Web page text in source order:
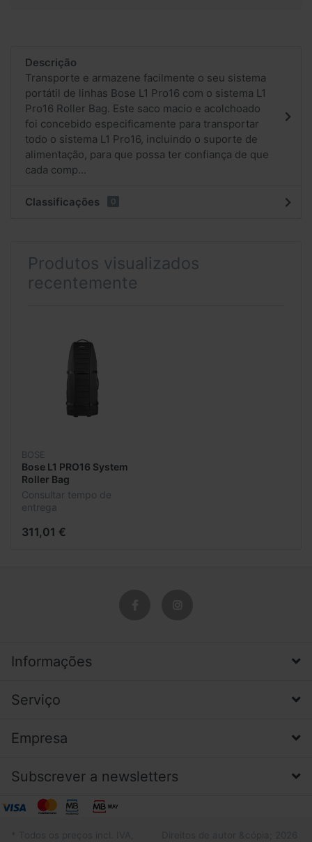
Descrição
Transporte e armazene facilmente o seu sistema
portátil de linhas Bose L1 Pro16 com o sistema L1
Pro16 Roller Bag. Este saco macio e acolchoado
foi concebido especificamente para transportar
todo o sistema L1 Pro16, incluindo o suporte de
alimentação, para que possa ter confiança de que
cada comp...
Classificações 0
Produtos visualizados
recentemente
BOSE
Bose L1 PRO16 System
Roller Bag
Consultar tempo de
entrega
311,01 €
Informações
Serviço
Empresa
Subscrever a newsletters